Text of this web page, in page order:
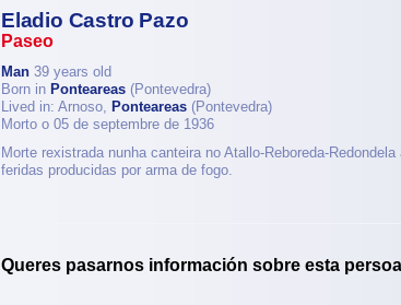
Eladio Castro Pazo
Paseo
Man 39 years old
Born in Ponteareas (Pontevedra)
Lived in: Arnoso, Ponteareas (Pontevedra)
Morto o 05 de septembre de 1936
Morte rexistrada nunha canteira no Atallo-Reboreda-
feridas producidas por arma de fogo.
Queres pasarnos información sobre esta